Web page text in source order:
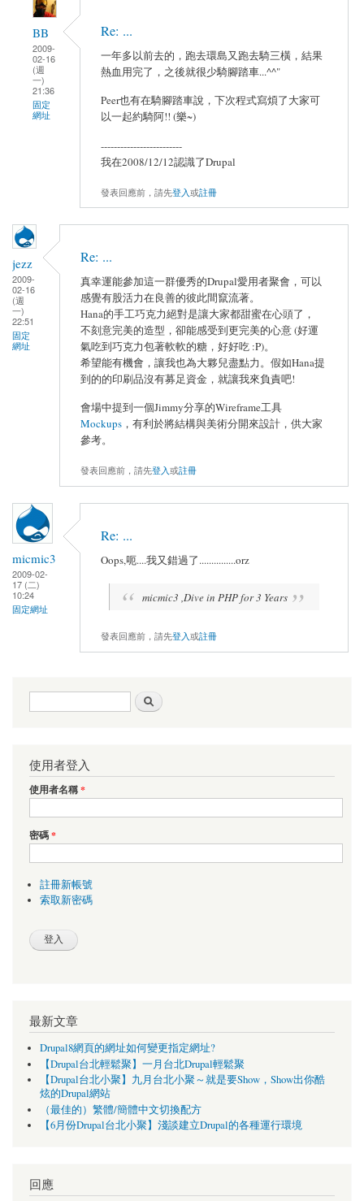
BB
2009-
02-16
(週
一)
21:36
固定
網址
Re: ...
一年多以前去的，跑去環島又跑去騎三橫，結果
熱血用完了，之後就很少騎腳踏車...^^"
Peer也有在騎腳踏車說，下次程式寫煩了大家可
以一起約騎阿!! (樂~)
-------------------------
我在2008/12/12認識了Drupal
發表回應前，請先登入或註冊
jezz
2009-
02-16
(週
一)
22:51
固定
網址
Re: ...
真幸運能參加這一群優秀的Drupal愛用者聚會，可以
感覺有股活力在良善的彼此間竄流著。
Hana的手工巧克力絕對是讓大家都甜蜜在心頭了，
不刻意完美的造型，卻能感受到更完美的心意 (好運
氣吃到巧克力包著軟軟的糖，好好吃 :P)。
希望能有機會，讓我也為大夥兒盡點力。假如Hana提
到的的印刷品沒有募足資金，就讓我來負責吧!
會場中提到一個Jimmy分享的Wireframe工具
Mockups ，有利於將結構與美術分開來設計，供大家
參考。
發表回應前，請先登入或註冊
micmic3
2009-02-
17 (二)
10:24
固定網址
Re: ...
Oops,呃....我又錯過了...............orz
micmic3 ,Dive in PHP for 3 Years
發表回應前，請先登入或註冊
搜尋表單
使用者登入
使用者名稱*
密碼*
註冊新帳號
索取新密碼
最新文章
Drupal8網頁的網址如何變更指定網址?
【Drupal台北輕鬆聚】一月台北Drupal輕鬆聚
【Drupal台北小聚】九月台北小聚～就是要Show，Show出你酷
炫的Drupal網站
（最佳的）繁體/簡體中文切換配方
【6月份Drupal台北小聚】淺談建立Drupal的各種運行環境
回應